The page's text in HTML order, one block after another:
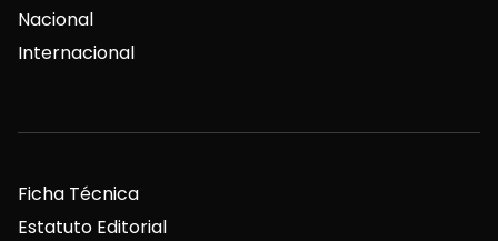
Nacional
Internacional
Ficha Técnica
Estatuto Editorial